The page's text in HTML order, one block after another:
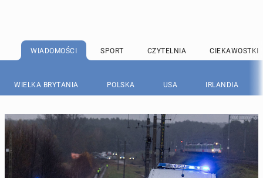
WIADOMOŚCI SPORT CZYTELNIA CIEKAWOSTKI
WIELKA BRYTANIA POLSKA USA IRLANDIA